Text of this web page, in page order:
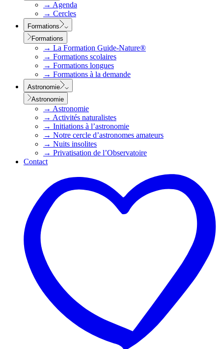
→ Agenda
→ Cercles
Formations
Formations
→ La Formation Guide-Nature®
→ Formations scolaires
→ Formations longues
→ Formations à la demande
Astronomie
Astronomie
→ Astronomie
→ Activités naturalistes
→ Initiations à l’astronomie
→ Notre cercle d’astronomes amateurs
→ Nuits insolites
→ Privatisation de l’Observatoire
Contact